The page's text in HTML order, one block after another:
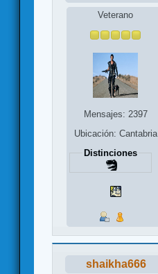
Veterano
Mensajes: 2397
Ubicación: Cantabria
Distinciones
shaikha666